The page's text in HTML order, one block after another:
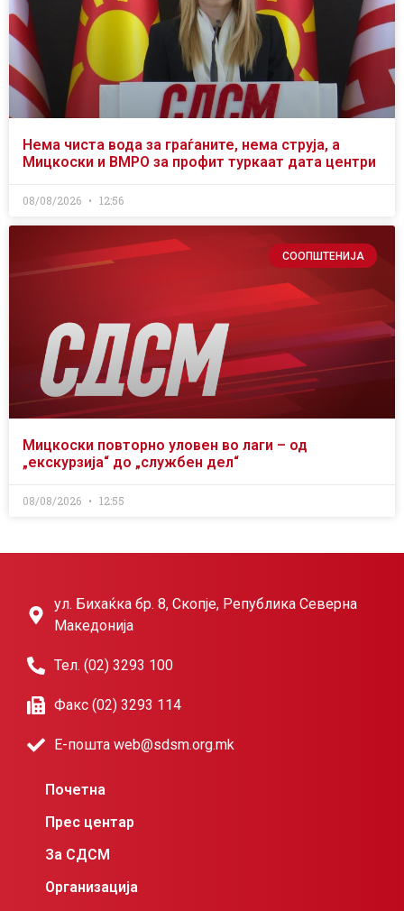
Нема чиста вода за граѓаните, нема струја, а
Мицкоски и ВМРО за профит туркаат дата центри
08/08/2026 12:56
СООПШТЕНИЈА
Мицкоски повторно уловен во лаги – од
„екскурзија“ до „службен дел“
08/08/2026 12:55
ул. Бихаќка бр. 8, Скопје, Република Северна
Македонија
Тел. (02) 3293 100
Факс (02) 3293 114
Е-пошта web@sdsm.org.mk
Почетна
Прес центар
За СДСМ
Организација